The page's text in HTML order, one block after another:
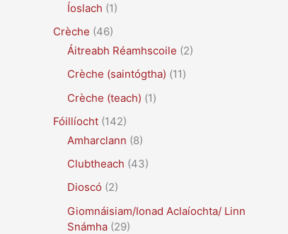
Íoslach (1)
Crèche (46)
Áitreabh Réamhscoile (2)
Crèche (saintógtha) (11)
Crèche (teach) (1)
Fóillíocht (142)
Amharclann (8)
Clubtheach (43)
Dioscó (2)
Giomnáisiam/Ionad Aclaíochta/ Linn
Snámha (29)